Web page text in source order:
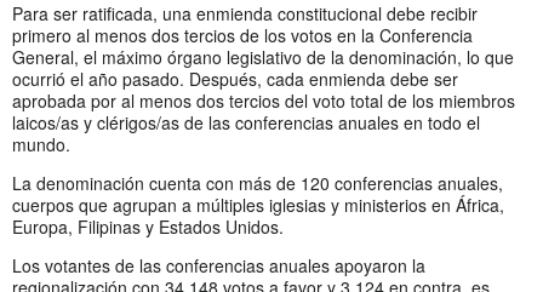
Para ser ratificada, una enmienda constitucional debe recibir
primero al menos dos tercios de los votos en la Conferencia
General, el máximo órgano legislativo de la denominación, lo que
ocurrió el año pasado. Después, cada enmienda debe ser
aprobada por al menos dos tercios del voto total de los miembros
laicos/as y clérigos/as de las conferencias anuales en todo el
mundo.
La denominación cuenta con más de 120 conferencias anuales,
cuerpos que agrupan a múltiples iglesias y ministerios en África,
Europa, Filipinas y Estados Unidos.
Los votantes de las conferencias anuales apoyaron la